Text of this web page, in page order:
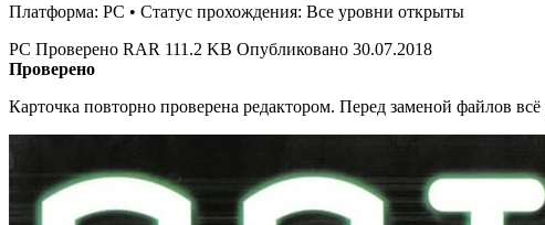
Платформа: PC • Статус прохождения: Все уровни открыты
PC Проверено RAR 111.2 KB Опубликовано 30.07.2018
Проверено
Карточка повторно проверена редактором. Перед заменой файлов